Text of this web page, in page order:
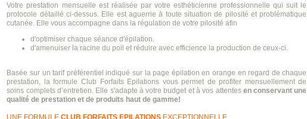
Votre prestation mensuelle est réalisée par votre esthéticienne professionnelle qui suit le
protocole détaillé ci-dessus. Elle est aguerrie à toute situation de pilosité et problématique
cutanée. Elle vous accompagne dans la régulation de votre pilosité afin
d'optimiser chaque séance d'épilation.
d'amenuiser la racine du poil et réduire avec efficience la production de ceux-ci.
Basée sur un tarif préférentiel indiqué sur la page épilation en orange en regard de chaque
prestation, la formule Club Forfaits Epilations vous permet de profiter mensuellement de
soins complets d’entretien. Elle s'adapte à votre budget et à vos attentes en conservant une
qualité de prestation et de produits haut de gamme!
UNE FORMULECLUB FORFAITS EPILATIONS EXCEPTIONNELLE